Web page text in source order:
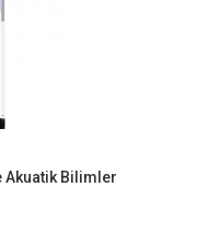
Akuatik Bilimler